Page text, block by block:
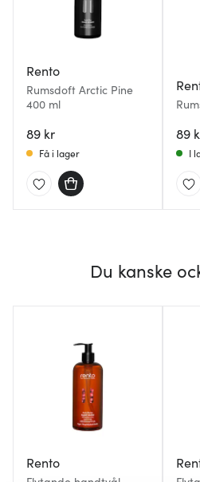
Rento
Rumsdoft Arctic Pine
400 ml
89 kr
Få i lager
89
I
Du kanske
Rento